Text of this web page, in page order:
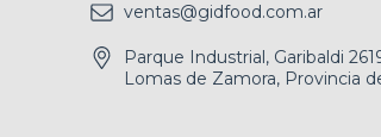
ventas@gidfood.com.ar
Parque Industrial, Garibaldi
Lomas de Zamora, Provincia